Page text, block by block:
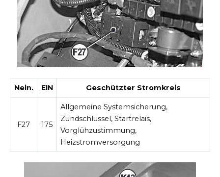
Nein. EIN Geschützter Stromkreis
F27 175
Allgemeine Systemsicherung,
Zündschlüssel, Startrelais,
Vorglühzustimmung,
Heizstromversorgung